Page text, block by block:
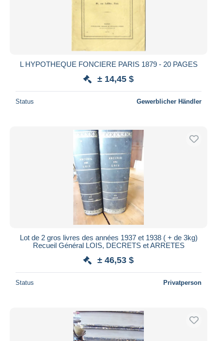
L HYPOTHEQUE FONCIERE PARIS 1879 - 20 PAGES
± 14,45 $
Status Gewerblicher Händler
Lot de 2 gros livres des années 1937 et 1938 ( + de 3kg)
Recueil Général LOIS, DECRETS et ARRETES
± 46,53 $
Status Privatperson